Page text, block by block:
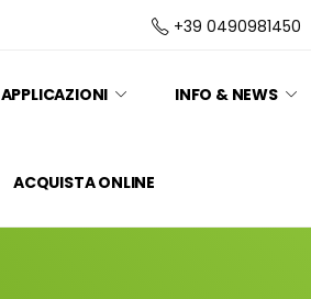
+39 0490981450
APPLICAZIONI INFO & NEWS
ACQUISTA ONLINE